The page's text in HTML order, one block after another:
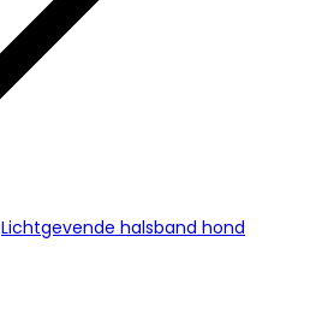
Lichtgevende halsband hond